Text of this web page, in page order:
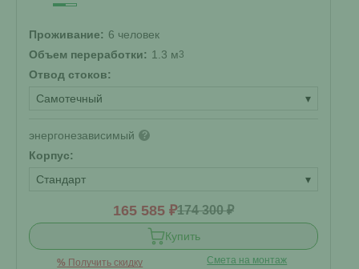
Проживание: 6 человек
Объем переработки: 1.3 м3
Отвод стоков:
Самотечный
▾
энергонезависимый ?
Корпус:
Стандарт
▾
165 585 ₽174 300 ₽
Купить
% Получить скидку Смета на монтаж